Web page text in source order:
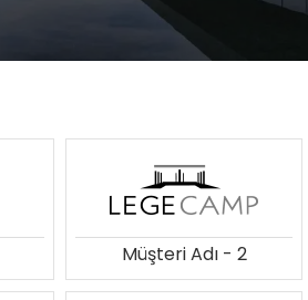
Müşteri Adı - 2